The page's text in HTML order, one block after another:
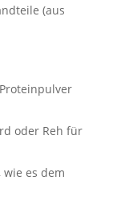
(aus
oder Reh für
es dem